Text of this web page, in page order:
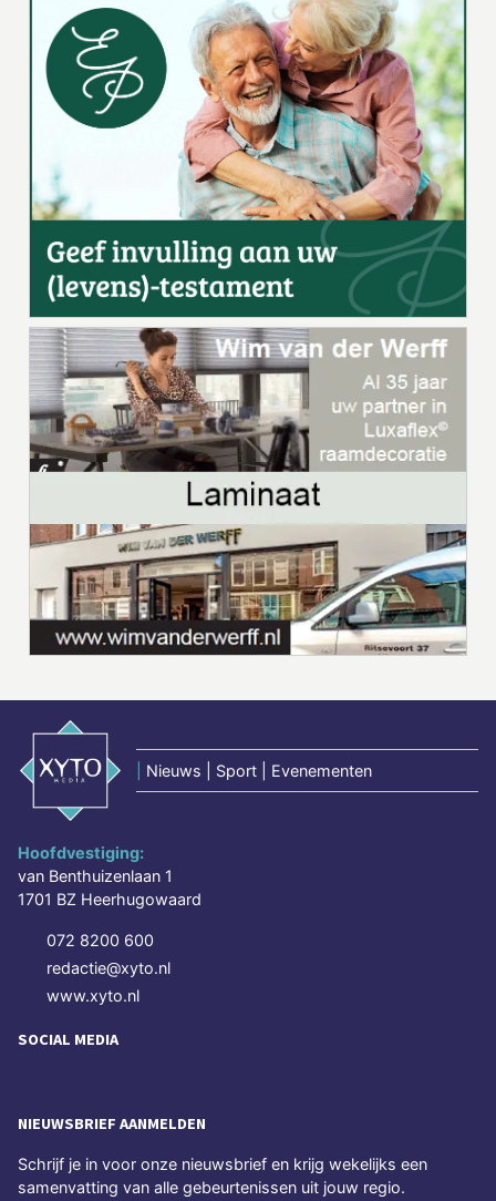
Nieuws | Sport | Evenementen
Hoofdvestiging:
van Benthuizenlaan 1
1701 BZ Heerhugowaard
072 8200 600
redactie@xyto.nl
www.xyto.nl
SOCIAL MEDIA
NIEUWSBRIEF AANMELDEN
Schrijf je in voor onze nieuwsbrief en krijg wekelijks een
samenvatting van alle gebeurtenissen uit jouw regio.